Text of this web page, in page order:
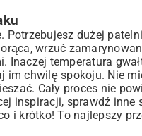
dużej
wrzuć
temperatura
chwilę spokoju. Nie
Cały proces nie
inspiracji, sprawdź inne
i krótko! To najlepszy